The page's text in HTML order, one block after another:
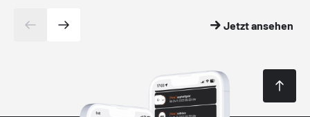
Jetzt ansehen